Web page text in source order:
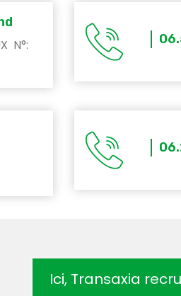
N°:
Ici, Transaxia